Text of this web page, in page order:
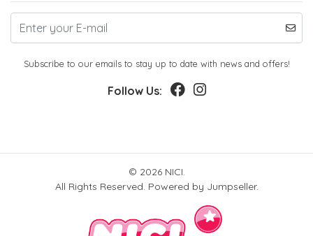
Subscribe to our emails to stay up to date with news and offers!
Follow Us:
© 2026 NICI.
All Rights Reserved. Powered by Jumpseller.